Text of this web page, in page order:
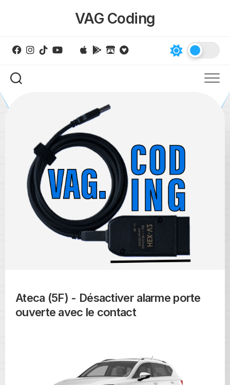
VAG Coding
Ateca (5F) - Désactiver alarme porte
ouverte avec le contact